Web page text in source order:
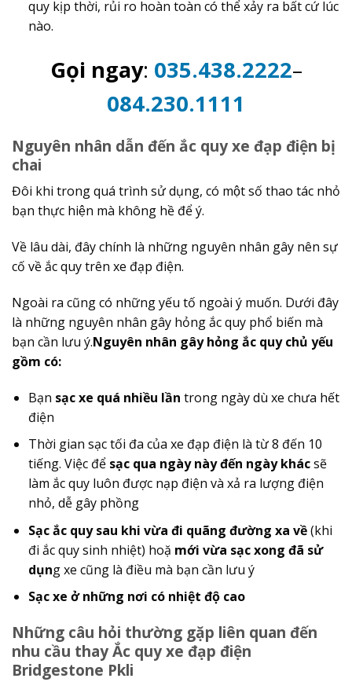
quy kịp thời, rủi ro hoàn toàn có thể xảy ra bất cứ lúc
nào.
Gọi ngay: 035.438.2222–
084.230.1111
Nguyên nhân dẫn đến ắc quy xe đạp điện bị
chai
Đôi khi trong quá trình sử dụng, có một số thao tác nhỏ
bạn thực hiện mà không hề để ý.
Về lâu dài, đây chính là những nguyên nhân gây nên sự
cố về ắc quy trên xe đạp điện.
Ngoài ra cũng có những yếu tố ngoài ý muốn. Dưới đây
là những nguyên nhân gây hỏng ắc quy phổ biến mà
bạn cần lưu ý.Nguyên nhân gây hỏng ắc quy chủ yếu
gồm có:
Bạn sạc xe quá nhiều lần trong ngày dù xe chưa hết
điện
Thời gian sạc tối đa của xe đạp điện là từ 8 đến 10
tiếng. Việc đểsạc qua ngày này đến ngày khácsẽ
làm ắc quy luôn được nạp điện và xả ra lượng điện
nhỏ, dễ gây phồng
Sạc ắc quy sau khi vừa đi quãng đường xa về(khi
đi ắc quy sinh nhiệt) hoặ mới vừa sạc xong đã sử
dụng xe cũng là điều mà bạn cần lưu ý
Sạc xe ở những nơi có nhiệt độ cao
Những câu hỏi thường gặp liên quan đến
nhu cầu thay Ắc quy xe đạp điện
Bridgestone Pkli